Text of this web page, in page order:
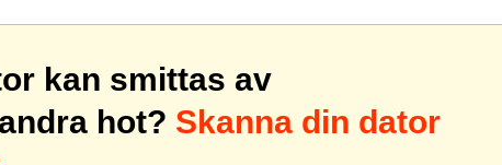
kan smittas av
hot? Skanna din dator